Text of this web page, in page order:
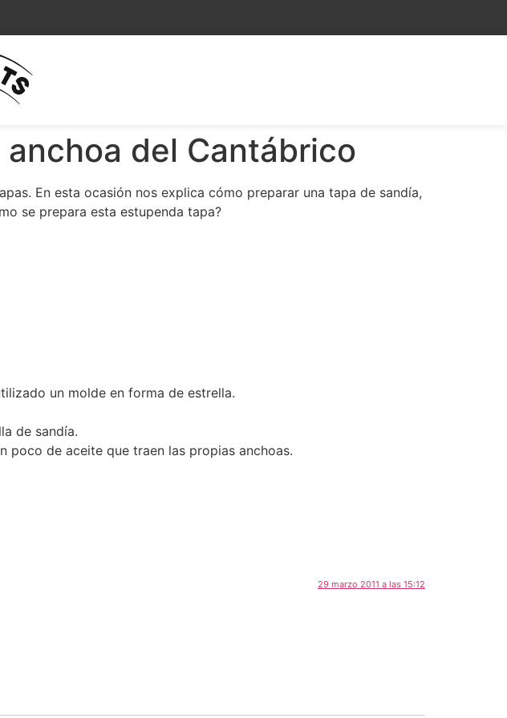
del Cantábrico
En esta ocasión nos explica cómo preparar una tapa de sandía,
se prepara esta estupenda tapa?
un molde en forma de estrella.
de sandía.
poco de aceite que traen las propias anchoas.
29 marzo 2011 a las 15:12